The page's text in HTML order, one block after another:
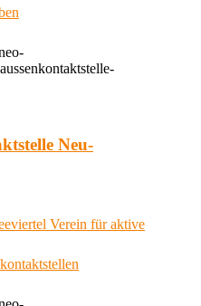
Neu-
Verein für aktive